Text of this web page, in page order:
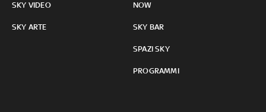
SKY VIDEO
SKY ARTE
NOW
SKY BAR
SPAZI SKY
PROGRAMMI